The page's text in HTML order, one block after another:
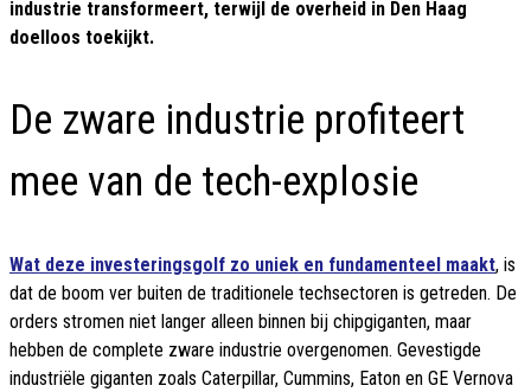
industrie transformeert, terwijl de overheid in Den Haag
doelloos toekijkt.
De zware industrie profiteert
mee van de tech-explosie
Wat deze investeringsgolf zo uniek en fundamenteel maakt, is
dat de boom ver buiten de traditionele techsectoren is getreden. De
orders stromen niet langer alleen binnen bij chipgiganten, maar
hebben de complete zware industrie overgenomen. Gevestigde
industriële giganten zoals Caterpillar, Cummins, Eaton en GE Vernova